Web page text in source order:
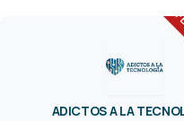
ADICTOS A LA